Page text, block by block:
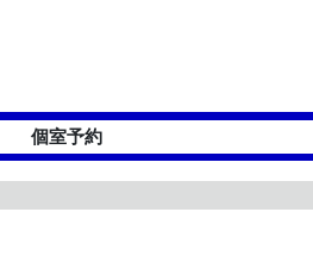
個室予約